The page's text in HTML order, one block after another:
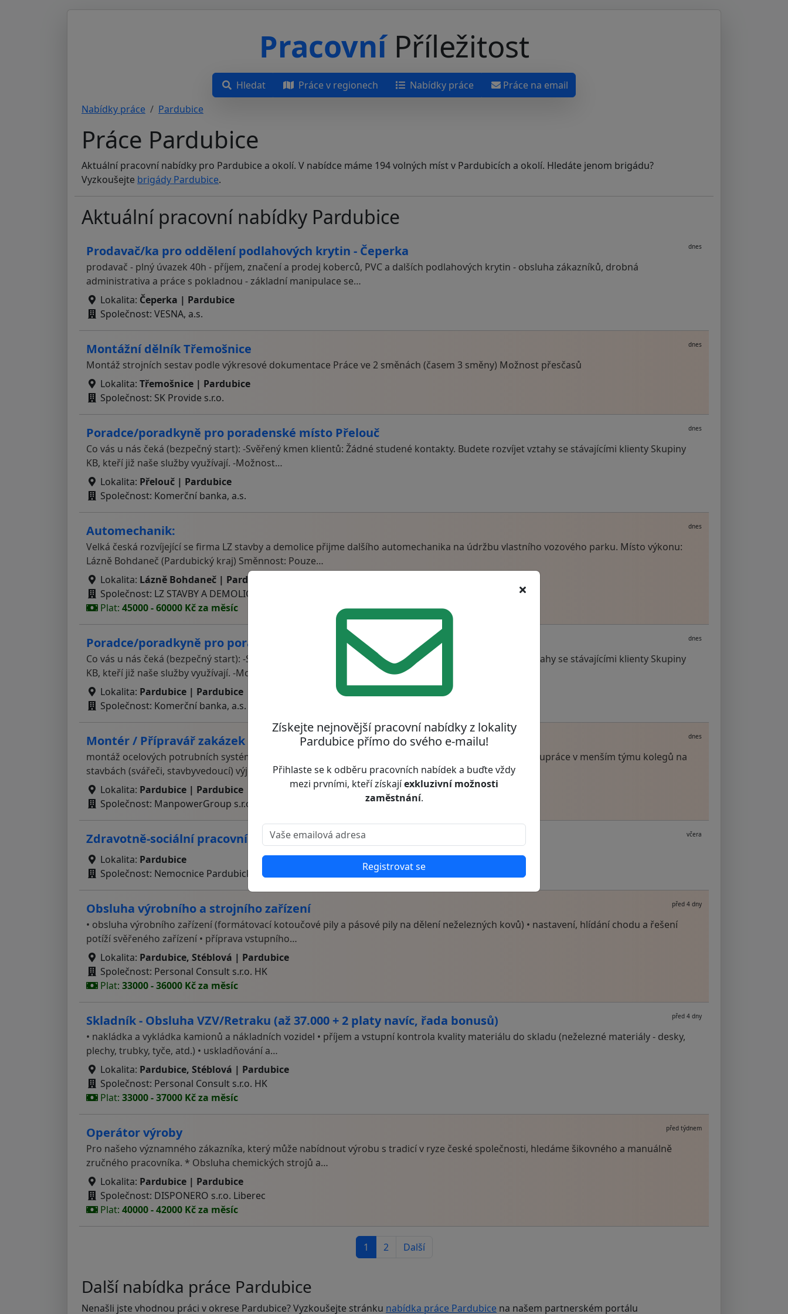
PracovníPříležitost
Hledat Práce v regionech Nabídky práce
Práce na email
Nabídky práce
Pardubice
Práce Pardubice
Aktuální pracovní nabídky pro Pardubice a okolí. V nabídce máme 194 volných míst v Pardubicích a okolí. Hledáte jenom brigádu?
Vyzkoušejte brigády Pardubice.
Aktuální pracovní nabídky Pardubice
dnes
Prodavač/ka pro oddělení podlahových krytin - Čeperka
prodavač - plný úvazek 40h - příjem, značení a prodej koberců, PVC a dalších podlahových krytin - obsluha zákazníků, drobná
administrativa a práce s pokladnou - základní manipulace se…
Lokalita: Čeperka | Pardubice
Společnost: VESNA, a.s.
dnes
Montážní dělník Třemošnice
Montáž strojních sestav podle výkresové dokumentace Práce ve 2 směnách (časem 3 směny) Možnost přesčasů
Lokalita: Třemošnice | Pardubice
Společnost: SK Provide s.r.o.
dnes
Poradce/poradkyně pro poradenské místo Přelouč
Co vás u nás čeká (bezpečný start): -Svěřený kmen klientů: Žádné studené kontakty. Budete rozvíjet vztahy se stávajícími klienty Skupiny
KB, kteří již naše služby využívají. -Možnost…
Lokalita: Přelouč | Pardubice
Společnost: Komerční banka, a.s.
dnes
Automechanik:
Velká česká rozvíjející se firma LZ stavby a demolice přijme dalšího automechanika na údržbu vlastního vozového parku. Místo výkonu:
Lázně Bohdaneč (Pardubický kraj) Směnnost: Pouze…
Lokalita: Lázně Bohdaneč | Pardubice
Společnost: LZ STAVBY A DEMOLICE s.r.o.
Plat: 45000 - 60000 Kč za měsíc
dnes
Poradce/poradkyně pro poradenské místo Pardubice
Co vás u nás čeká (bezpečný start): -Svěřený kmen klientů: Žádné studené kontakty. Budete rozvíjet vztahy se stávajícími klienty Skupiny
KB, kteří již naše služby využívají. -Možnost…
Lokalita: Pardubice | Pardubice
Společnost: Komerční banka, a.s.
dnes
Montér / Přípravář zakázek potrubí
montáž ocelových potrubních systémů v terénu (plynovody, produktovody, ropovody, horkovody) spolupráce v menším týmu kolegů na
stavbách (svářeči, stavbyvedoucí) výjezdy na stavby v…
Lokalita: Pardubice | Pardubice
Společnost: ManpowerGroup s.r.o.
včera
Zdravotně-sociální pracovník
Lokalita: Pardubice
Společnost: Nemocnice Pardubického kraje, a.s.
před 4 dny
Obsluha výrobního a strojního zařízení
• obsluha výrobního zařízení (formátovací kotoučové pily a pásové pily na dělení neželezných kovů) • nastavení, hlídání chodu a řešení
potíží svěřeného zařízení • příprava vstupního…
Lokalita: Pardubice, Stéblová | Pardubice
Společnost: Personal Consult s.r.o. HK
Plat: 33000 - 36000 Kč za měsíc
před 4 dny
Skladník - Obsluha VZV/Retraku (až 37.000 + 2 platy navíc, řada bonusů)
• nakládka a vykládka kamionů a nákladních vozidel • příjem a vstupní kontrola kvality materiálu do skladu (neželezné materiály - desky,
plechy, trubky, tyče, atd.) • uskladňování a…
Lokalita: Pardubice, Stéblová | Pardubice
Společnost: Personal Consult s.r.o. HK
Plat: 33000 - 37000 Kč za měsíc
před týdnem
Operátor výroby
Pro našeho významného zákazníka, který může nabídnout výrobu s tradicí v ryze české společnosti, hledáme šikovného a manuálně
zručného pracovníka. * Obsluha chemických strojů a…
Lokalita: Pardubice | Pardubice
Společnost: DISPONERO s.r.o. Liberec
Plat: 40000 - 42000 Kč za měsíc
1 2 Další
Další nabídka práce Pardubice
Nenašli jste vhodnou práci v okrese Pardubice? Vyzkoušejte stránku nabídka práce Pardubice na našem partnerském portálu
Získejte nejnovější pracovní nabídky z lokality
Pardubice přímo do svého e-mailu!
Přihlaste se k odběru pracovních nabídek a buďte vždy
mezi prvními, kteří získajíexkluzivní možnosti
zaměstnání.
Registrovat se